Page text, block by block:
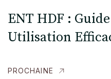
ENT HDF :
Utilisation
PROCHAINE